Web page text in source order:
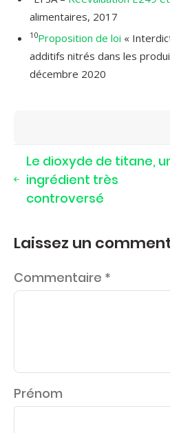
alimentaires, 2017
10Proposition de loi «
additifs nitrés dans les
décembre 2020
Le dioxyde de titane,
ingrédient très
controversé
Laissez un
Commentaire *
Prénom